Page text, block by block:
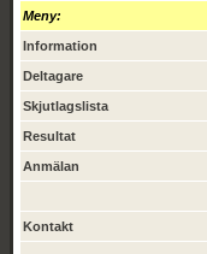
Meny:
Information
Deltagare
Skjutlagslista
Resultat
Anmälan
Kontakt